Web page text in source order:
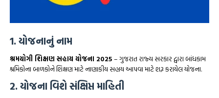
1. યોજનાનું નામ
શ્રમયોગી શિક્ષણ સહાય યોજના 2025– ગુજરાત રાજ્ય સરકાર દ્વારા બાંધકામ
શ્રમિકોના બાળકોને શિક્ષણ માટે નાણાકીય સહાય આપવા માટે શરૂ કરાયેલ યોજના.
2. યોજના વિશે સંક્ષિપ્ત માહિતી